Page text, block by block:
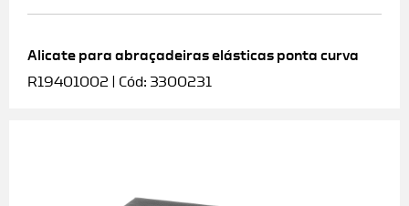
Alicate para abraçadeiras elásticas ponta curva
R19401002 | Cód: 3300231